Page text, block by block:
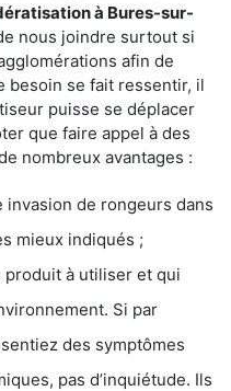
à Bures-sur-
nous joindre surtout si
afin de
besoin se fait ressentir, il
puisse se déplacer
que faire appel à des
nombreux avantages :
invasion de rongeurs dans
mieux indiqués ;
à utiliser et qui
Si par
des symptômes
pas d’inquiétude. Ils